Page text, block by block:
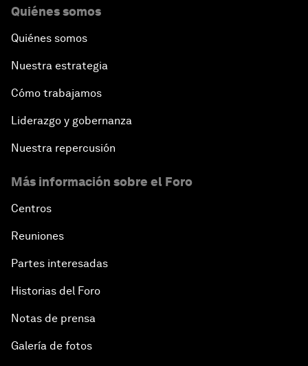
Quiénes somos
Quiénes somos
Nuestra estrategia
Cómo trabajamos
Liderazgo y gobernanza
Nuestra repercusión
Más información sobre el Foro
Centros
Reuniones
Partes interesadas
Historias del Foro
Notas de prensa
Galería de fotos